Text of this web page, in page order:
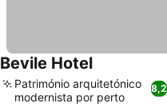
Bevile Hotel
8,2
Património arquitetónico
modernista por perto